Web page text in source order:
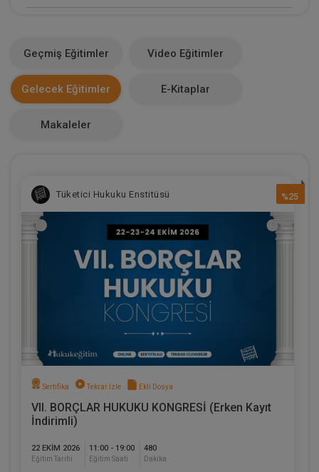
Makale Sayısı
0
Geçmiş Eğitimler Video Eğitimler
Gelecek Eğitimler E-Kitaplar
Makaleler
%25
Tüketici Hukuku Enstitüsü
Sertifika Tekrar İzle Ekli Dosya
VII. BORÇLAR HUKUKU KONGRESİ (Erken Kayıt
İndirimli)
22 EKIM 2026
Eğitim Tarihi
11:00 - 19:00
Eğitim Saati
480
Dakika